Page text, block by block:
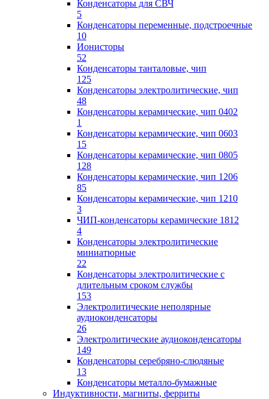
Конденсаторы для СВЧ
5
Конденсаторы переменные, подстроечные
10
Ионисторы
52
Конденсаторы танталовые, чип
125
Конденсаторы электролитические, чип
48
Конденсаторы керамические, чип 0402
1
Конденсаторы керамические, чип 0603
15
Конденсаторы керамические, чип 0805
128
Конденсаторы керамические, чип 1206
85
Конденсаторы керамические, чип 1210
3
ЧИП-конденсаторы керамические 1812
4
Конденсаторы электролитические
миниатюрные
22
Конденсаторы электролитические с
длительным сроком службы
153
Электролитические неполярные
аудиоконденсаторы
26
Электролитические аудиоконденсаторы
149
Конденсаторы серебряно-слюдяные
13
Конденсаторы металло-бумажные
Индуктивности, магниты, ферриты